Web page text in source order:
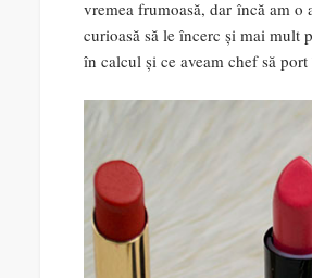
vremea frumoasă, dar încă am
curioasă să le încerc și mai mult
în calcul și ce aveam chef să